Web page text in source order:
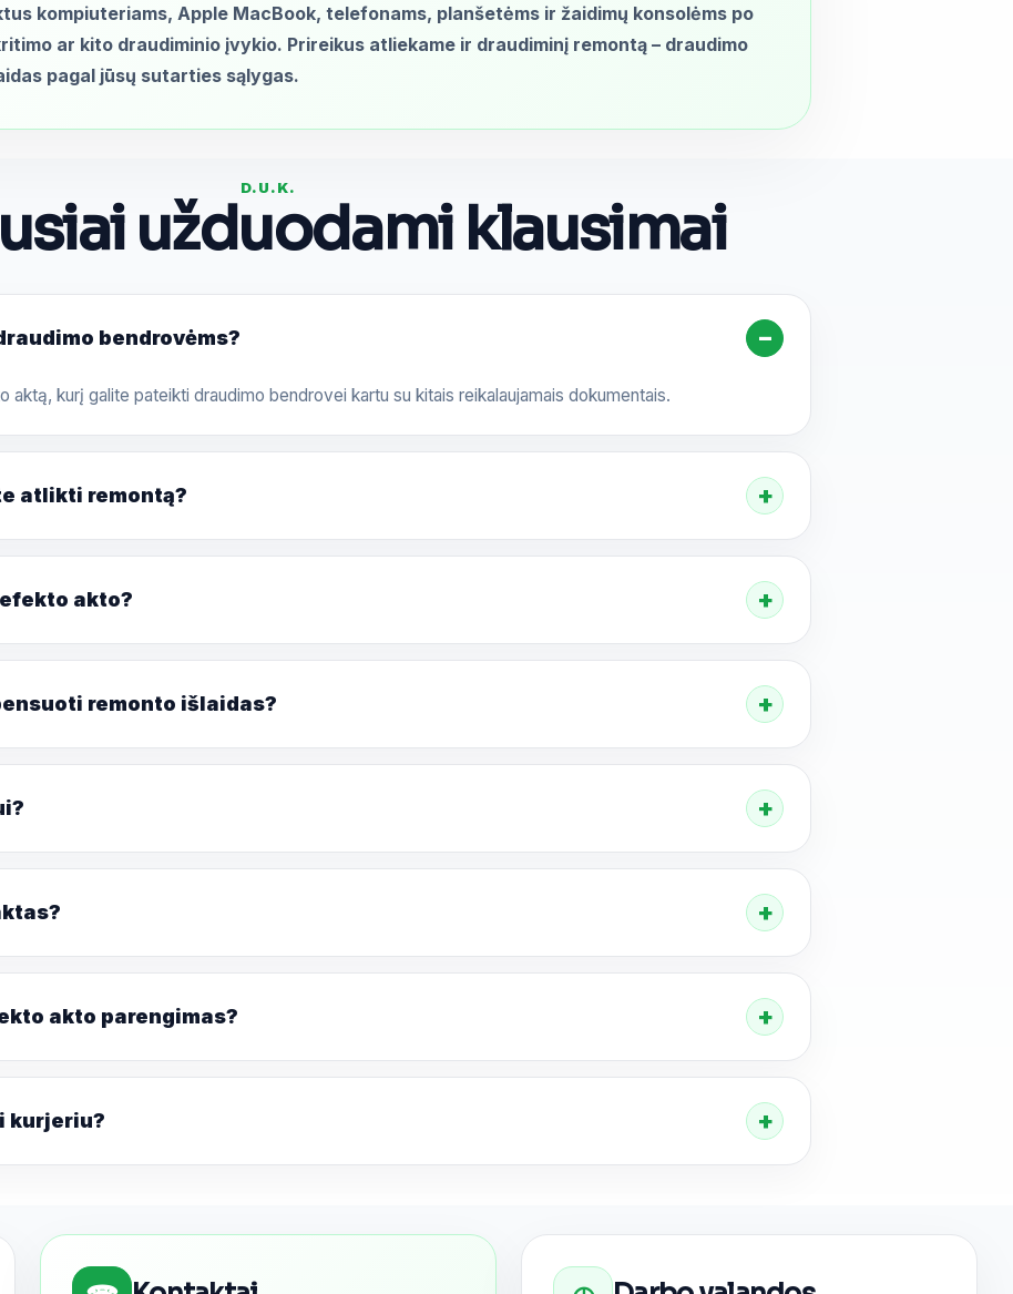
kompiuteriams, Apple MacBook, telefonams, planšetėms ir žaidimų konsolėms po
ar kito draudiminio įvykio. Prireikus atliekame ir draudiminį remontą – draudimo
pagal jūsų sutarties sąlygas.
D.U.K.
užduodami klausimai
bendrovėms?
aktą, kurį galite pateikti draudimo bendrovei kartu su kitais reikalaujamais dokumentais.
atlikti remontą?
akto?
remonto išlaidas?
akto parengimas?
kurjeriu?